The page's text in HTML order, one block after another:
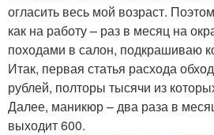
огласить весь мой возраст.
как на работу – раз в месяц на
походами в салон, подкрашиваю
Итак, первая статья расхода
рублей, полторы тысячи из
Далее, маникюр – два раза в
выходит 600.